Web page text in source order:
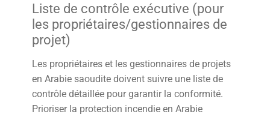
Liste de contrôle exécutive (pour
les propriétaires/gestionnaires de
projet)
Les propriétaires et les gestionnaires de projets
en Arabie saoudite doivent suivre une liste de
contrôle détaillée pour garantir la conformité.
Prioriser la protection incendie en Arabie